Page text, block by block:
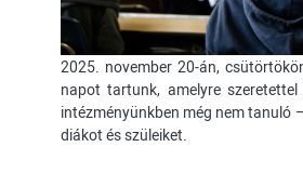
2025. november 20-án,
napot tartunk, amelyre
intézményünkben még nem tanuló
diákot és szüleiket.